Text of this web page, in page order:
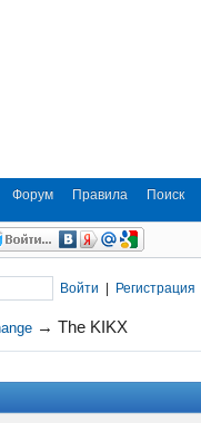
Форум Правила Поиск
Войти | Регистрация
→The KIKX